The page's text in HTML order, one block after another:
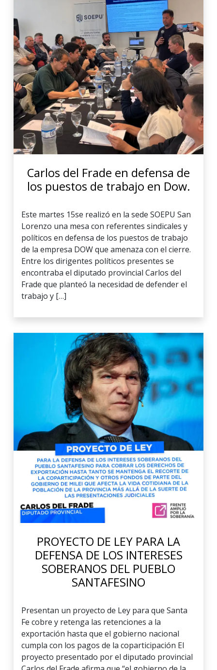
Carlos del Frade en defensa de
los puestos de trabajo en Dow.
Este martes 15se realizó en la sede SOEPU San
Lorenzo una mesa con referentes sindicales y
políticos en defensa de los puestos de trabajo
de la empresa DOW que amenaza con el cierre.
Entre los dirigentes políticos presentes se
encontraba el diputado provincial Carlos del
Frade que planteó la necesidad de defender el
trabajo y […]
PROYECTO DE LEY PARA LA
DEFENSA DE LOS INTERESES
SOBERANOS DEL PUEBLO
SANTAFESINO
Presentan un proyecto de Ley para que Santa
Fe cobre y retenga las retenciones a la
exportación hasta que el gobierno nacional
cumpla con los pagos de la coparticipación El
proyecto presentado por el diputado provincial